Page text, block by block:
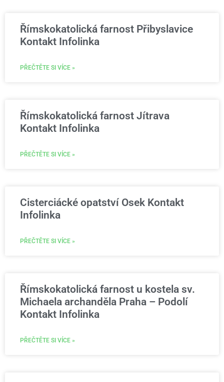
Římskokatolická farnost Přibyslavice
Kontakt Infolinka
PŘEČTĚTE SI VÍCE »
Římskokatolická farnost Jítrava
Kontakt Infolinka
PŘEČTĚTE SI VÍCE »
Cisterciácké opatství Osek Kontakt
Infolinka
PŘEČTĚTE SI VÍCE »
Římskokatolická farnost u kostela sv.
Michaela archanděla Praha – Podolí
Kontakt Infolinka
PŘEČTĚTE SI VÍCE »